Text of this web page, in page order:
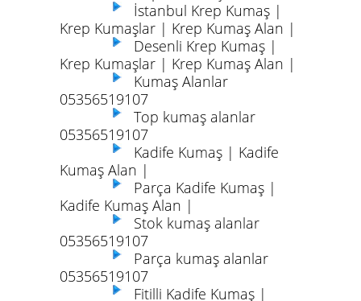
İstanbul Krep Kumaş |
Krep Kumaşlar | Krep Kumaş Alan |
Desenli Krep Kumaş |
Krep Kumaşlar | Krep Kumaş Alan |
Kumaş Alanlar
05356519107
Top kumaş alanlar
05356519107
Kadife Kumaş | Kadife
Kumaş Alan |
Parça Kadife Kumaş |
Kadife Kumaş Alan |
Stok kumaş alanlar
05356519107
Parça kumaş alanlar
05356519107
Fitilli Kadife Kumaş |